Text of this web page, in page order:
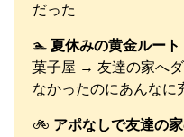
だった
🏊 夏休みの黄金ルート
菓子屋 → 友達の家へ
なかったのにあんなに
🚲 アポなしで友達の